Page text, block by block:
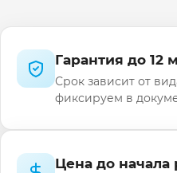
Гарантия до 12
Срок зависит от
фиксируем в
Цена до начала